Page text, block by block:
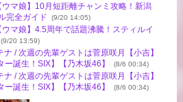
マ娘】10月短距離チャンミ攻略！新潟
完全ガイド
(9/20 14:05)
マ娘】4.5周年で話題沸騰！スティルイ
(9/20 13:59)
/ 次週の先輩ゲストは菅原咲月【小吉】
ー誕生！SIX】【乃木坂46】
(8/6 00:34)
/ 次週の先輩ゲストは菅原咲月【小吉】
ー誕生！SIX】【乃木坂46】
(8/6 00:34)